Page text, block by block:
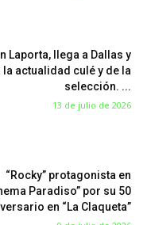
Laporta, llega a Dallas y
la actualidad culé y de la
selección. ...
13 de julio de 2026
“Rocky” protagonista en
Paradiso” por su 50
en “La Claqueta”